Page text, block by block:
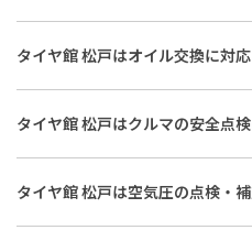
タイヤ館 松戸はタイヤ交換に対
費用は、タイヤ交換工賃のほか
バランス調整、使用済みタイヤ処
ます。
また、作業時間は最短で約30分
数、車種により異なり、時間が
舗スタッフまでお気軽にご相談
タイヤ館 松戸はオイル交換に対
タイヤ館 松戸はオイル交換に対
使用するオイルの種類（鉱物油
度、交換量によって費用が変わ
た交換費用については、店舗ス
い。
また、所要時間は最短約30分程
ィルターの同時交換や、在庫・
タイヤ館 松戸はクルマの安全点
タイヤ館 松戸はおクルマの安全
分、無料で対応させていただきま
タイヤ館 松戸は空気圧の点検・
タイヤ館 松戸は空気圧の点検・